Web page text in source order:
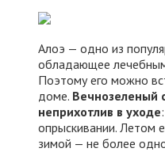
Алоэ — одно из
обладающее
Поэтому его можно
доме. Вечнозеленый
неприхотлив в уходе
опрыскивании. Летом
зимой — не более